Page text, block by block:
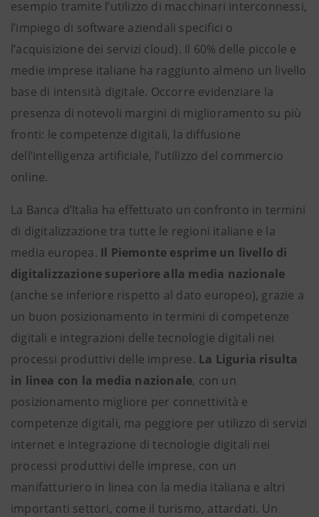
esempio tramite l’utilizzo di macchinari interconnessi,
l’impiego di software aziendali specifici o
l’acquisizione dei servizi cloud). Il 60% delle piccole e
medie imprese italiane ha raggiunto almeno un livello
base di intensità digitale. Occorre evidenziare la
presenza di notevoli margini di miglioramento su più
fronti: le competenze digitali, la diffusione
dell’intelligenza artificiale, l’utilizzo del commercio
online.
La Banca d’Italia ha effettuato un confronto in termini
di digitalizzazione tra tutte le regioni italiane e la
media europea. Il Piemonte esprime un livello di
digitalizzazione superiore alla media nazionale
(anche se inferiore rispetto al dato europeo), grazie a
un buon posizionamento in termini di competenze
digitali e integrazioni delle tecnologie digitali nei
processi produttivi delle imprese. La Liguria risulta
in linea con la media nazionale, con un
posizionamento migliore per connettività e
competenze digitali, ma peggiore per utilizzo di servizi
internet e integrazione di tecnologie digitali nei
processi produttivi delle imprese, con un
manifatturiero in linea con la media italiana e altri
importanti settori, come il turismo, attardati. Un